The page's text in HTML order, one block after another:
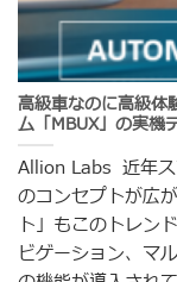
高級車なのに高級体
ム「MBUX」の実機
Allion Labs 近年ス
のコンセプトが広
ト」もこのトレン
ビゲーション、マ